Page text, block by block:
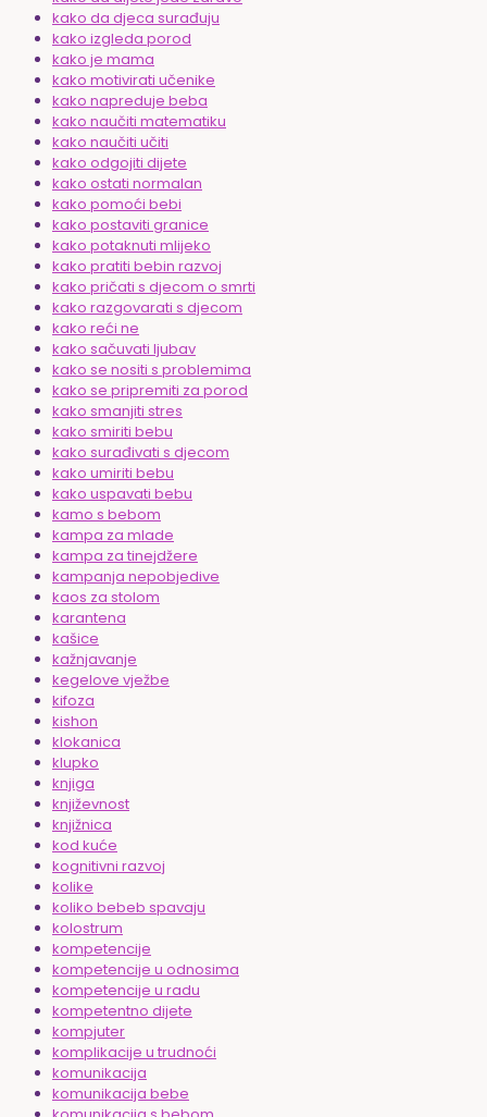
kako da djeca surađuju
kako izgleda porod
kako je mama
kako motivirati učenike
kako napreduje beba
kako naučiti matematiku
kako naučiti učiti
kako odgojiti dijete
kako ostati normalan
kako pomoći bebi
kako postaviti granice
kako potaknuti mlijeko
kako pratiti bebin razvoj
kako pričati s djecom o smrti
kako razgovarati s djecom
kako reći ne
kako sačuvati ljubav
kako se nositi s problemima
kako se pripremiti za porod
kako smanjiti stres
kako smiriti bebu
kako surađivati s djecom
kako umiriti bebu
kako uspavati bebu
kamo s bebom
kampa za mlade
kampa za tinejdžere
kampanja nepobjedive
kaos za stolom
karantena
kašice
kažnjavanje
kegelove vježbe
kifoza
kishon
klokanica
klupko
knjiga
književnost
knjižnica
kod kuće
kognitivni razvoj
kolike
koliko bebeb spavaju
kolostrum
kompetencije
kompetencije u odnosima
kompetencije u radu
kompetentno dijete
kompjuter
komplikacije u trudnoći
komunikacija
komunikacija bebe